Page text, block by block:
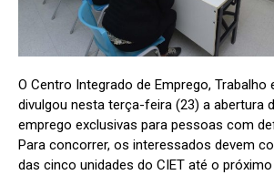
O Centro Integrado de Emprego, Trabalho
divulgou nesta terça-feira (23) a abertura
emprego exclusivas para pessoas com
Para concorrer, os interessados devem
das cinco unidades do CIET até o